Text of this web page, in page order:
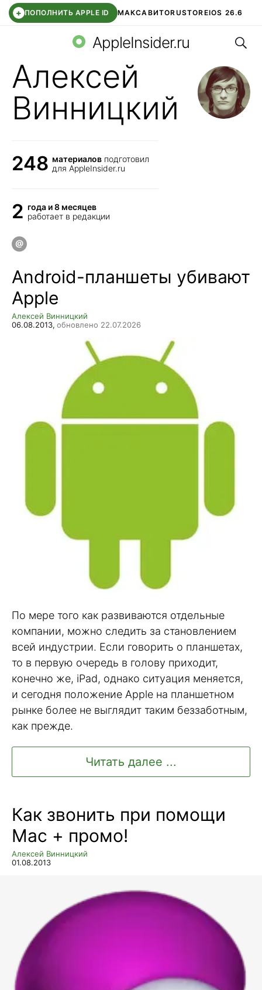
+ ПОПОЛНИТЬ APPLE ID МАКСАВИТОRUSTOREIOS 26.6
СБЕР КИДС ВТБ ОНЛАЙН ЧАТ В ROBLOX
AppleInsider.ru
Алексей
Винницкий
248 материалов подготовил
для AppleInsider.ru
2 года и 8 месяцев
работает в редакции
Android-планшеты убивают
Apple
Алексей Винницкий
06.08.2013, обновлено 22.07.2026
По мере того как развиваются отдельные
компании, можно следить за становлением
всей индустрии. Если говорить о планшетах,
то в первую очередь в голову приходит,
конечно же, iPad, однако ситуация меняется,
и сегодня положение Apple на планшетном
рынке более не выглядит таким беззаботным,
как прежде.
Читать далее ...
Как звонить при помощи
Mac + промо!
Алексей Винницкий
01.08.2013